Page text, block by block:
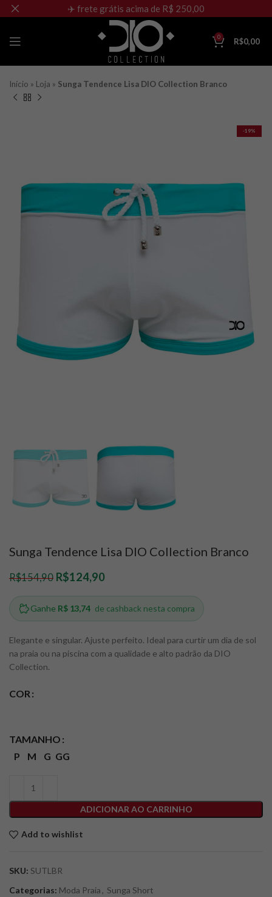
0 R$0,00
Início » Loja » Sunga Tendence Lisa DIO Collection Branco
-19%
Sunga Tendence Lisa DIO Collection Branco
R$154,90 R$124,90
Elegante e singular. Ajuste perfeito. Ideal para curtir um dia de sol
na praia ou na piscina com a qualidade e alto padrão da DIO
Collection.
COR
TAMANHO
P
M G GG
ADICIONAR AO CARRINHO
Add to wishlist
SKU: SUTLBR
Categorias: Moda Praia , Sunga Short
✈️ frete grátis acima de R$ 250,00